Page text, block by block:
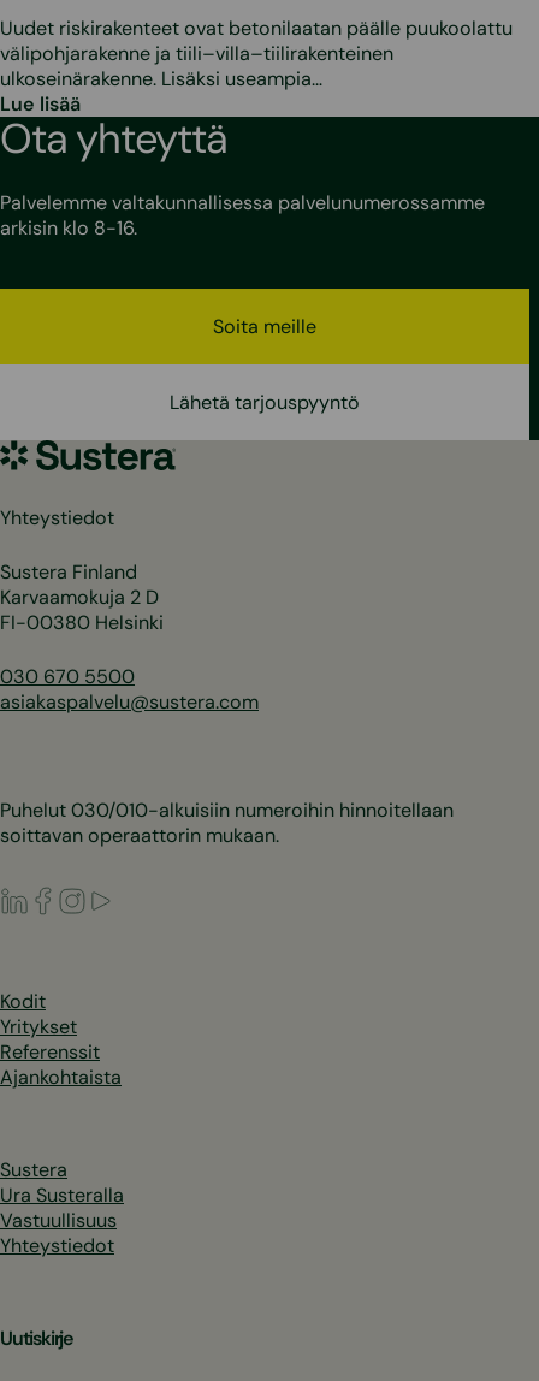
Uudet riskirakenteet ovat betonilaatan päälle puukoolattu
välipohjarakenne ja tiili–villa–tiilirakenteinen
ulkoseinärakenne. Lisäksi useampia…
Lue lisää
Ota yhteyttä
Palvelemme valtakunnallisessa palvelunumerossamme
arkisin klo 8-16.
Soita meille
Lähetä tarjouspyyntö
Sustera
Yhteystiedot
Sustera Finland
Karvaamokuja 2 D
FI-00380 Helsinki
030 670 5500
asiakaspalvelu@sustera.com
Puhelut 030/010-alkuisiin numeroihin hinnoitellaan
soittavan operaattorin mukaan.
LinkedIn
Facebook
Instagram
Kodit
Yritykset
Referenssit
Ajankohtaista
Sustera
Ura Susteralla
Vastuullisuus
Yhteystiedot
Uutiskirje